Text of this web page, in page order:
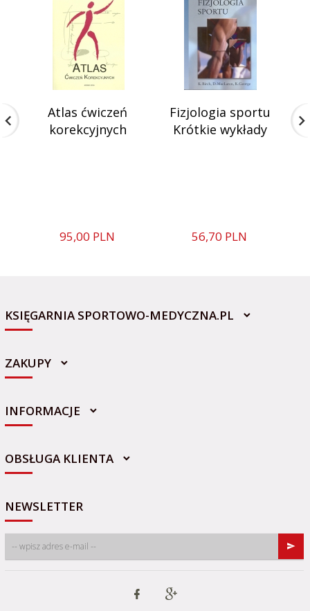
Atlas ćwiczeń
korekcyjnych
95,00 PLN
Fizjologia sportu
Krótkie wykłady
56,70 PLN
KSIĘGARNIA SPORTOWO-MEDYCZNA.PL
sklep@sportowo-medyczna.pl
ZAKUPY
INFORMACJE
OBSŁUGA KLIENTA
NEWSLETTER